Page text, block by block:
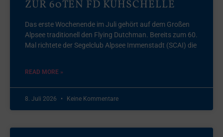
ZUR 60TEN FD KUHSCHELLE
Das erste Wochenende im Juli gehört auf dem Großen
Alpsee traditionell den Flying Dutchman. Bereits zum 60.
Mal richtete der Segelclub Alpsee Immenstadt (SCAI) die
READ MORE »
8. Juli 2026 Keine Kommentare